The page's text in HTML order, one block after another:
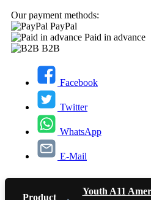
Our payment methods:
PayPal
Paid in advance
B2B
Facebook
Twitter
WhatsApp
E-Mail
Product
Youth A11